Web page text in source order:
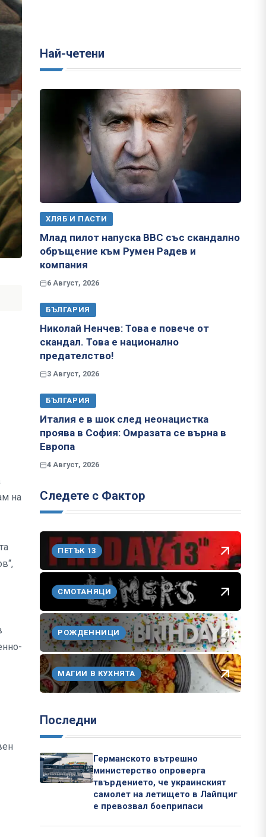
на
Най-четени
ХЛЯБ И ПАСТИ
Млад пилот напуска ВВС със скандално
обръщение към Румен Радев и
компания
6 Август, 2026
БЪЛГАРИЯ
Николай Ненчев: Това е повече от
скандал. Това е национално
предателство!
3 Август, 2026
БЪЛГАРИЯ
Италия е в шок след неонацистка
проява в София: Омразата се върна в
Европа
4 Август, 2026
Следете с Фактор
ПЕТЪК 13
СМОТАНЯЦИ
РОЖДЕННИЦИ
МАГИИ В КУХНЯТА
Последни
Германското вътрешно
министерство опроверга
твърдението, че украинският
самолет на летището в Лайпциг
е превозвал боеприпаси